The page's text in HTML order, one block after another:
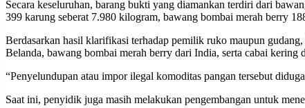
Secara keseluruhan, barang bukti yang diamankan terdiri dari
399 karung seberat 7.980 kilogram, bawang bombai merah berry
Berdasarkan hasil klarifikasi terhadap pemilik ruko maupun
Belanda, bawang bombai merah berry dari India, serta cabai kering
“Penyelundupan atau impor ilegal komoditas pangan tersebut
Saat ini, penyidik juga masih melakukan pengembangan untuk